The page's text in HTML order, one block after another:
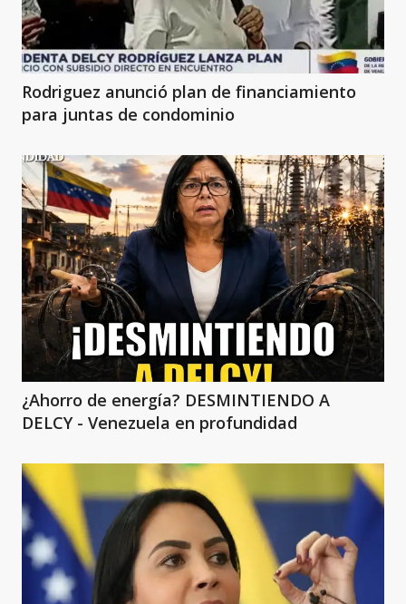
Rodriguez anunció plan de financiamiento
para juntas de condominio
¿Ahorro de energía? DESMINTIENDO A
DELCY - Venezuela en profundidad